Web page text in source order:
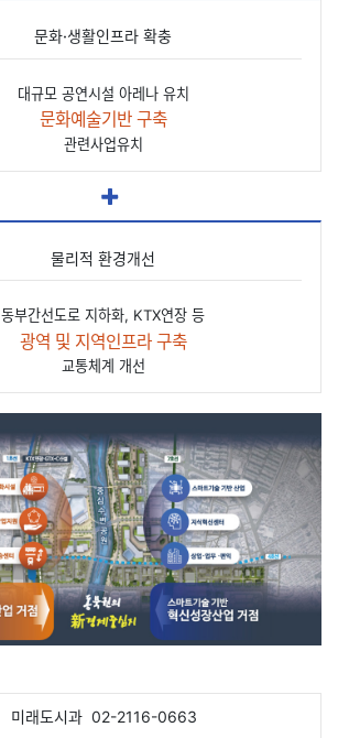
문화·생활인프라 확충
대규모 공연시설 아레나 유치
문화예술기반 구축
관련사업유치
물리적 환경개선
동부간선도로 지하화, KTX연장 등
광역 및 지역인프라 구축
교통체계 개선
미래도시과 02-2116-0663